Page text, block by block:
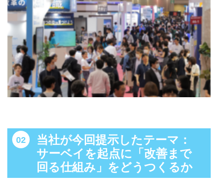
当社が今回提示したテーマ：
サーベイを起点に「改善まで
回る仕組み」をどうつくるか